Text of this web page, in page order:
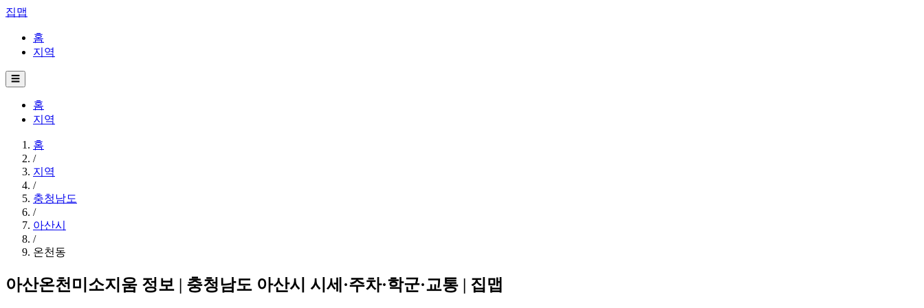
집맵
홈
지역
☰
홈
지역
홈
/
지역
/
충청남도
/
아산시
/
온천동
아산온천미소지움 정보 | 충청남도 아산시 시세·주차·학군·교통 | 집맵